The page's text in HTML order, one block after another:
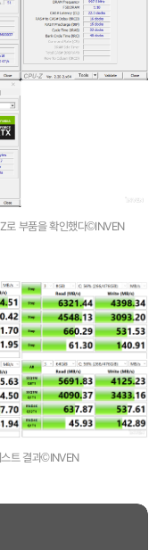
부품을 확인했다©INVEN
트 결과©INVEN